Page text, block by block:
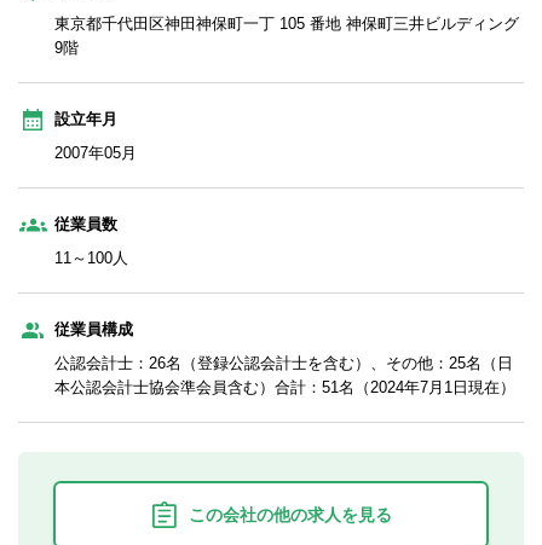
東京都千代田区神田神保町一丁 105 番地 神保町三井ビルディング
9階
設立年月
2007年05月
従業員数
11～100人
従業員構成
公認会計士：26名（登録公認会計士を含む）、その他：25名（日
本公認会計士協会準会員含む）合計：51名（2024年7月1日現在）
この会社の他の求人を見る